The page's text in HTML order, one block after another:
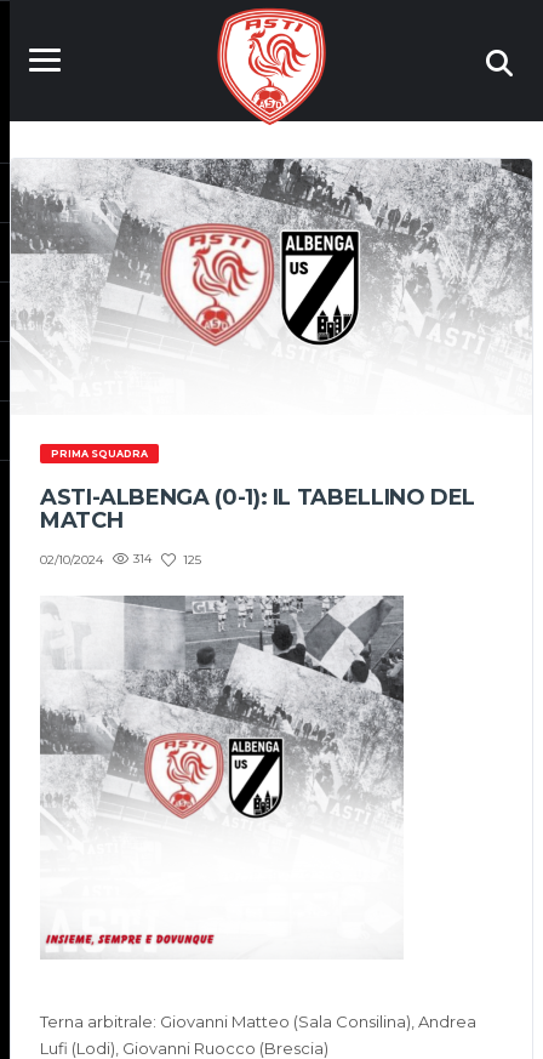
PRIMA SQUADRA
ASTI-ALBENGA (0-1): IL TABELLINO DEL
MATCH
02/10/2024 314 125
Terna arbitrale: Giovanni Matteo (Sala Consilina), Andrea
Lufi (Lodi), Giovanni Ruocco (Brescia)